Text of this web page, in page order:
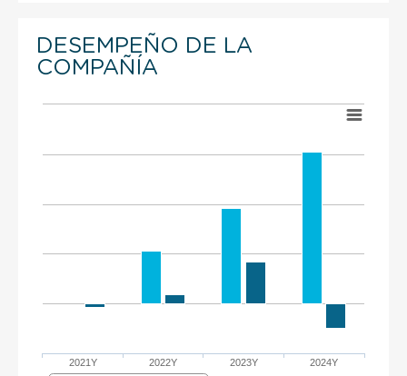
DESEMPEÑO DE LA
COMPAÑÍA
2021Y 2022Y 2023Y 2024Y